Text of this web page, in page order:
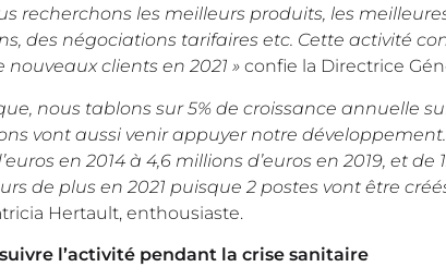
recherchons les meilleurs produits, les
des négociations tarifaires etc. Cette activité
clients en 2021 » confie la Directrice
nous tablons sur 5% de croissance annuelle
vont aussi venir appuyer notre
en 2014 à 4,6 millions d’euros en 2019, et de
de plus en 2021 puisque 2 postes vont être
Hertault, enthousiaste.
l’activité pendant la crise sanitaire